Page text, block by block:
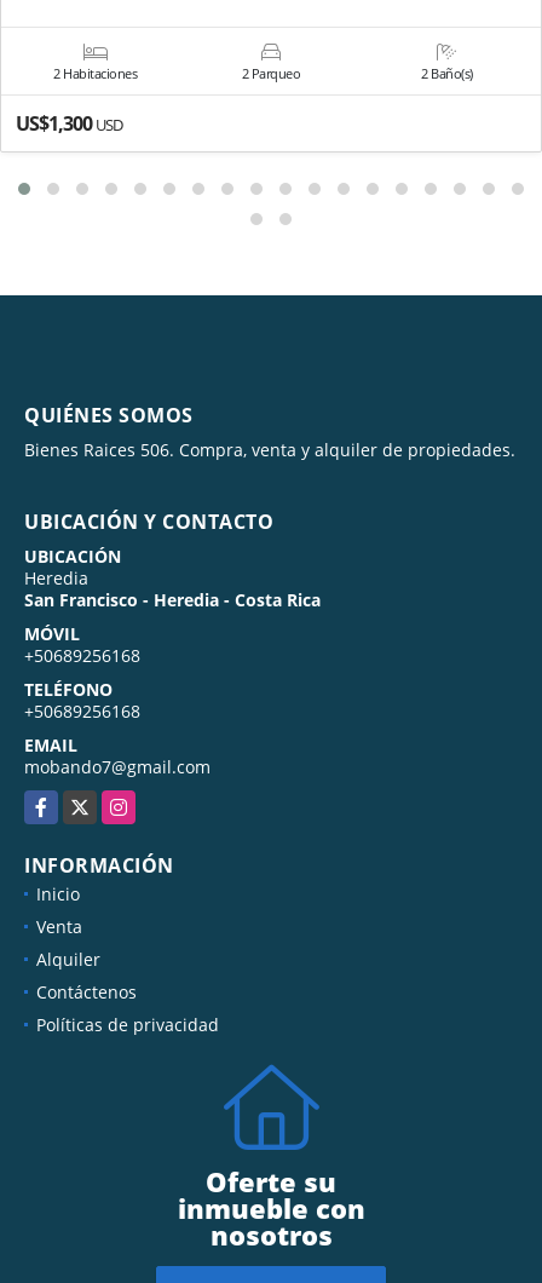
2 Habitaciones 2 Parqueo 2 Baño(s)
US$1,300USD
QUIÉNES SOMOS
Bienes Raices 506. Compra, venta y alquiler de propiedades.
UBICACIÓN Y CONTACTO
UBICACIÓN
Heredia
San Francisco - Heredia - Costa Rica
MÓVIL
+50689256168
TELÉFONO
+50689256168
EMAIL
mobando7@gmail.com
Facebook
X Instagram
INFORMACIÓN
Inicio
Venta
Alquiler
Contáctenos
Políticas de privacidad
Oferte su
inmueble con
nosotros